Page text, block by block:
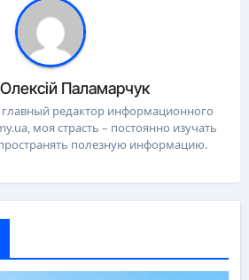
Олексій Паламарчук
главный редактор информационного
моя страсть – постоянно изучать
полезную информацию.